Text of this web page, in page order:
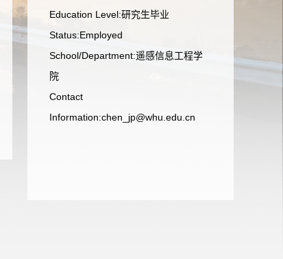
Education Level:研究生毕业
Status:Employed
School/Department:遥感信息工程学
院
Contact
Information:chen_jp@whu.edu.cn